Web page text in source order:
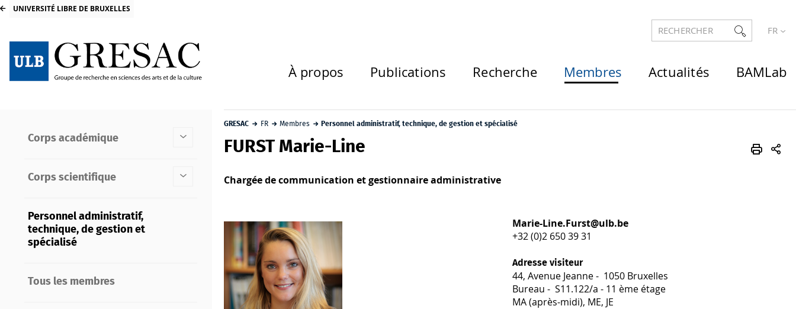
UNIVERSITÉ LIBRE DE BRUXELLES
RECHERCHER FR
À propos Publications Recherche Membres Actualités BAMLab
Corps académique
Corps scientifique
Personnel administratif,
technique, de gestion et
spécialisé
Tous les membres
GRESAC FR Membres Personnel administratif, technique, de gestion et spécialisé
FURST Marie-Line
Chargée de communication et gestionnaire administrative
Marie-Line.Furst@ulb.be
+32 (0)2 650 39 31
Adresse visiteur
44, Avenue Jeanne - 1050 Bruxelles
Bureau - S11.122/a - 11 ème étage
MA (après-midi), ME, JE